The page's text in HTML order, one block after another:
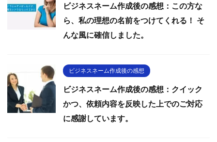
ビジネスネーム作成後の感想：この方な
ら、私の理想の名前をつけてくれる！ そ
んな風に確信しました。
ビジネスネーム作成後の感想
ビジネスネーム作成後の感想：クイック
かつ、依頼内容を反映した上でのご対応
に感謝しています。